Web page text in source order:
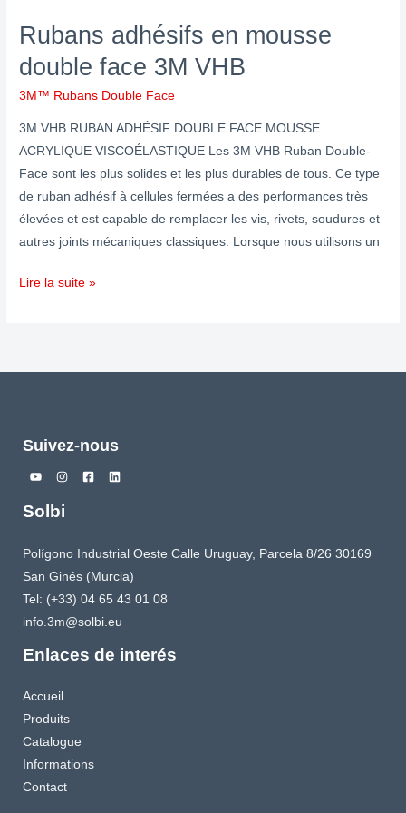
Rubans adhésifs en mousse
double face 3M VHB
3M™ Rubans Double Face
3M VHB RUBAN ADHÉSIF DOUBLE FACE MOUSSE
ACRYLIQUE VISCOÉLASTIQUE Les 3M VHB Ruban Double-
Face sont les plus solides et les plus durables de tous. Ce type
de ruban adhésif à cellules fermées a des performances très
élevées et est capable de remplacer les vis, rivets, soudures et
autres joints mécaniques classiques. Lorsque nous utilisons un
Lire la suite »
Suivez-nous
Solbi
Polígono Industrial Oeste Calle Uruguay, Parcela 8/26 30169
San Ginés (Murcia)
Tel: (+33) 04 65 43 01 08
info.3m@solbi.eu
Enlaces de interés
Accueil
Produits
Catalogue
Informations
Contact